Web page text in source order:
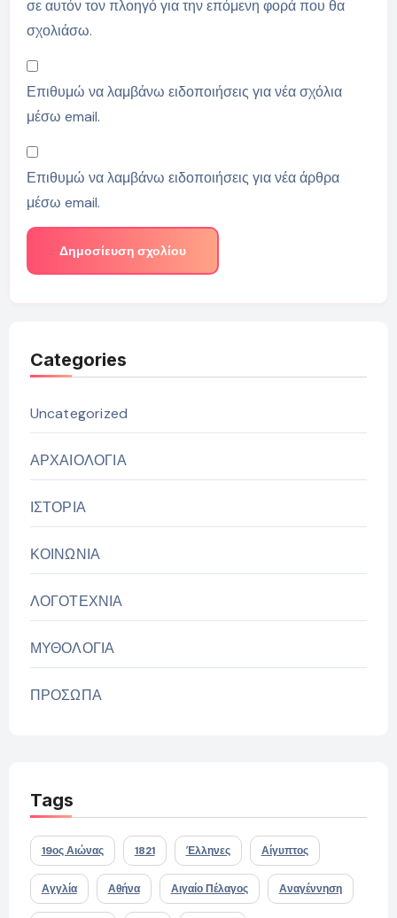
σε αυτόν τον πλοηγό για την επόμενη φορά που θα
σχολιάσω.
Επιθυμώ να λαμβάνω ειδοποιήσεις για νέα σχόλια
μέσω email.
Επιθυμώ να λαμβάνω ειδοποιήσεις για νέα άρθρα
μέσω email.
Categories
Uncategorized
ΑΡΧΑΙΟΛΟΓΙΑ
ΙΣΤΟΡΙΑ
ΚΟΙΝΩΝΙΑ
ΛΟΓΟΤΕΧΝΙΑ
ΜΥΘΟΛΟΓΙΑ
ΠΡΟΣΩΠΑ
Tags
19ος Αιώνας 1821 Έλληνες Αίγυπτος
Αγγλία Αθήνα Αιγαίο Πέλαγος Αναγέννηση